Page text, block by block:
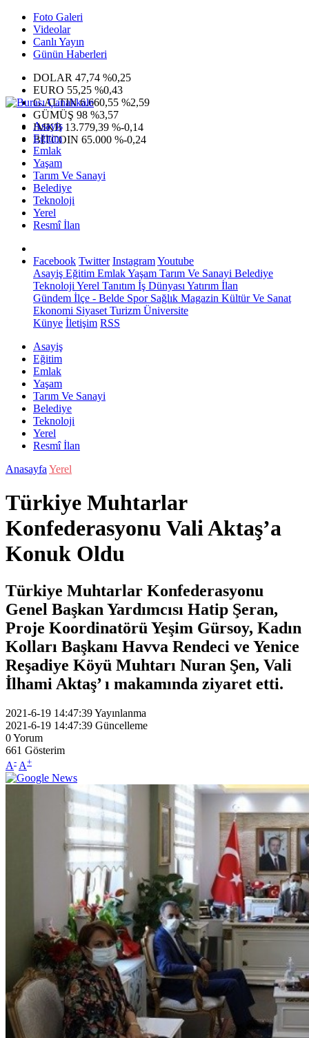
Foto Galeri
Videolar
Canlı Yayın
Günün Haberleri
DOLAR 47,74 %0,25
EURO 55,25 %0,43
G.ALTIN6.660,55 %2,59
GÜMÜŞ 98 %3,57
IMKB 13.779,39 %-0,14
BITCOIN 65.000 %-0,24
Asayiş
Eğitim
Emlak
Yaşam
Tarım Ve Sanayi
Belediye
Teknoloji
Yerel
Resmî İlan
Facebook Twitter InstagramYoutube
Asayiş Eğitim EmlakYaşam Tarım Ve Sanayi Belediye
Teknoloji Yerel Tanıtım İş Dünyası Yatırım İlan
Gündem İlçe - Belde SporSağlık Magazin Kültür Ve Sanat
Ekonomi Siyaset Turizm Üniversite
Künye İletişim RSS
Asayiş
Eğitim
Emlak
Yaşam
Tarım Ve Sanayi
Belediye
Teknoloji
Yerel
Resmî İlan
Anasayfa Yerel
Türkiye Muhtarlar
Konfederasyonu Vali Aktaş’a
Konuk Oldu
Türkiye Muhtarlar Konfederasyonu
Genel Başkan Yardımcısı Hatip Şeran,
Proje Koordinatörü Yeşim Gürsoy, Kadın
Kolları Başkanı Havva Rendeci ve Yenice
Reşadiye Köyü Muhtarı Nuran Şen, Vali
İlhami Aktaş’ ı makamında ziyaret etti.
2021-6-19 14:47:39Yayınlanma
2021-6-19 14:47:39 Güncelleme
0Yorum
661 Gösterim
A- A+